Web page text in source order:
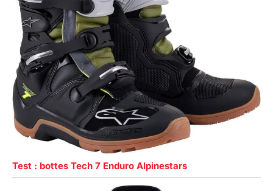
Test : bottes Tech 7 Enduro Alpinestars